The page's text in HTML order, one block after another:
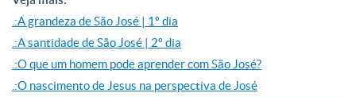
.:A grandeza de São José | 1º dia
.:A santidade de São José | 2º dia
.:O que um homem pode aprender com São José?
.:O nascimento de Jesus na perspectiva de José